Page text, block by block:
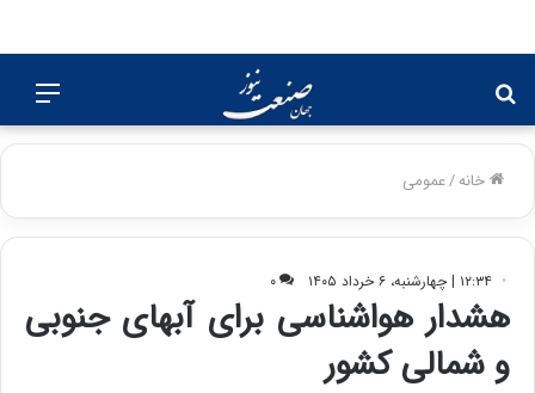
برای
خانه/عمومی
۱۲:۳۴ | چهارشنبه، ۶ خرداد ۱۴۰۵ ۰
هشدار هواشناسی برای آبهای جنوبی
و شمالی کشور